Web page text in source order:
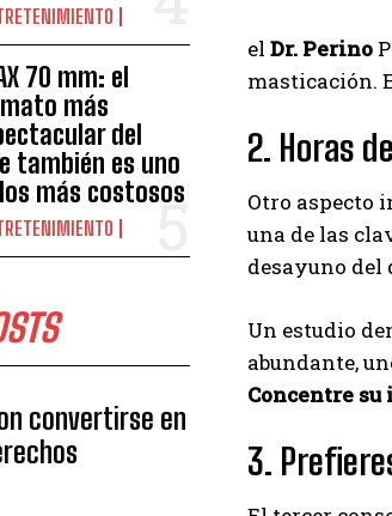
70 mm: el
más
del
también es uno
más costosos
convertirse en
el Dr. Perino
masticación.
2. Horas
Otro aspecto
una de las
desayuno del
Un estudio
abundante,
Concentre
3.